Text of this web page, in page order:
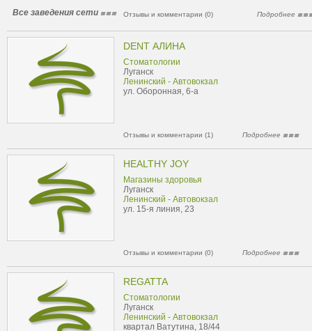
Все заведения сети Отзывы и комментарии (0) Подробнее
DENT АЛИНА
Стоматологии
Луганск
Ленинский - Автовокзал
ул. Оборонная, 6-а
Отзывы и комментарии (1) Подробнее
HEALTHY JOY
Магазины здоровья
Луганск
Ленинский - Автовокзал
ул. 15-я линия, 23
Отзывы и комментарии (0) Подробнее
REGATTA
Стоматологии
Луганск
Ленинский - Автовокзал
квартал Ватутина, 18/44